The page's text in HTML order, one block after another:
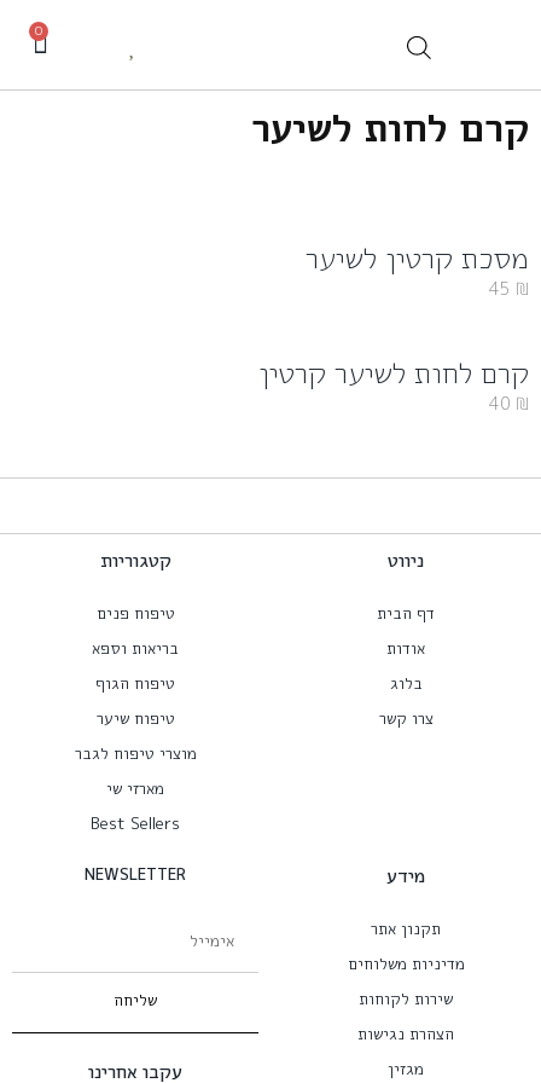
0
קרם לחות לשיער
מסכת קרטין לשיער
45 ₪
קרם לחות לשיער קרטין
40 ₪
ניווט
דף הבית
אודות
בלוג
צרו קשר
קטגוריות
טיפוח פנים
בריאות וספא
טיפוח הגוף
טיפוח שיער
מוצרי טיפוח לגבר
מארזי שי
Best Sellers
מידע
תקנון אתר
מדיניות משלוחים
שירות לקוחות
הצהרת נגישות
מגזין
NEWSLETTER
שליחה
עקבו אחרינו